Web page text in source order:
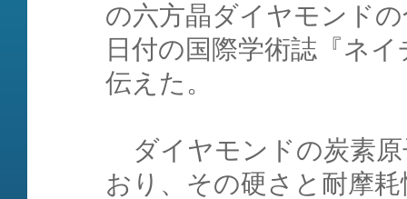
の六方晶ダイヤモンド
日付の国際学術誌『ネ
伝えた。
ダイヤモンドの炭素原
おり、その硬さと耐摩